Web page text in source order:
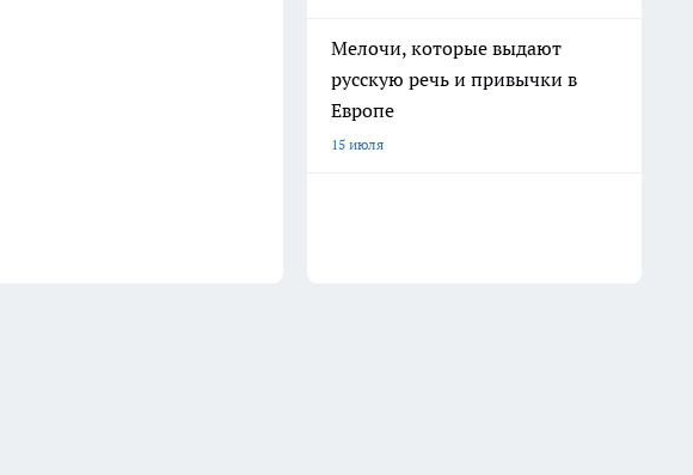
Мелочи, которые выдают
русскую речь и привычки в
Европе
15 июля